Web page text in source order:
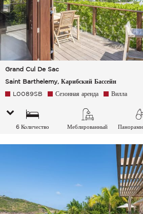
Grand Cul De Sac
Saint Barthelemy, Карибский Бассейн
L0089SB Сезонная аренда Вилла
6 Количество
Меблированный